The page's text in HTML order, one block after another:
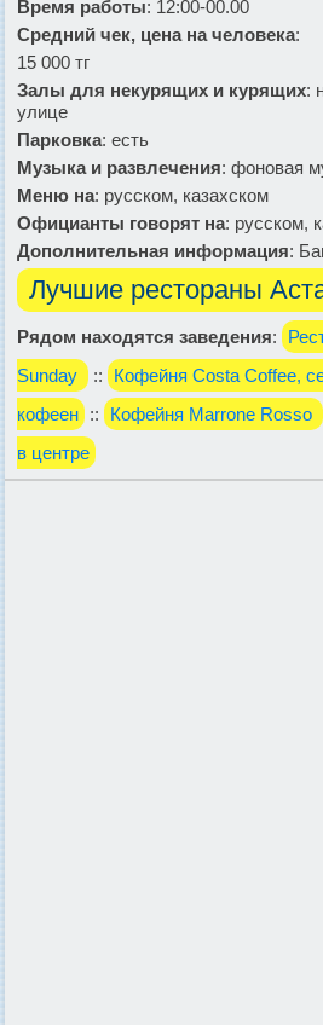
Время работы: 12:00-00.00
Средний чек, цена на человека:
15 000 тг
Залы для некурящих и курящих:
улице
Парковка: есть
Музыка и развлечения: фоновая
Меню на: русском, казахском
Официанты говорят на: русском,
Дополнительная информация:
Лучшие рестораны
Рядом находятся заведения:
Sunday
::
Кофейня Costa Coffee,
кофеен :: Кофейня Marrone Rosso
в центре